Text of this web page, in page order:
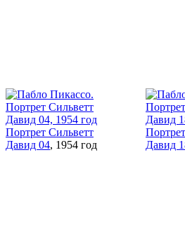
Портрет Сильветт
Давид 04, 1954 год
Давид